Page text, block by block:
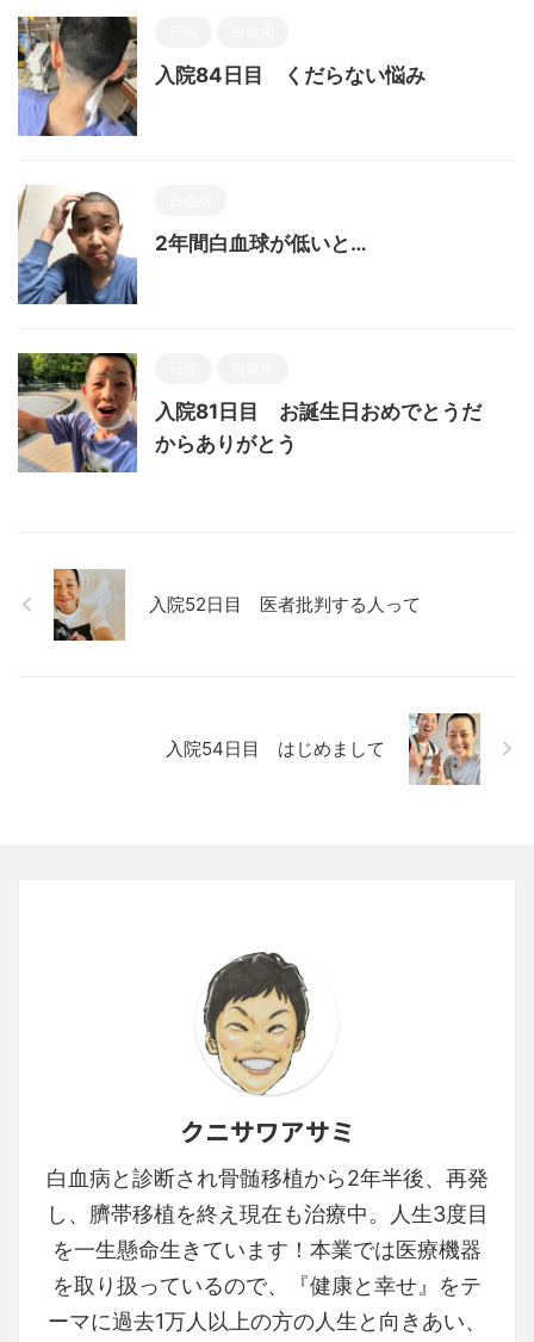
入院84日目 くだらない悩み
2年間白血球が低いと…
入院81日目 お誕生日おめでとうだ
からありがとう
入院52日目 医者批判する人って
入院54日目 はじめまして
クニサワアサミ
白血病と診断され骨髄移植から2年半後、再発
し、臍帯移植を終え現在も治療中。人生3度目
を一生懸命生きています！本業では医療機器
を取り扱っているので、『健康と幸せ』をテ
ーマに過去1万人以上の方の人生と向きあい、